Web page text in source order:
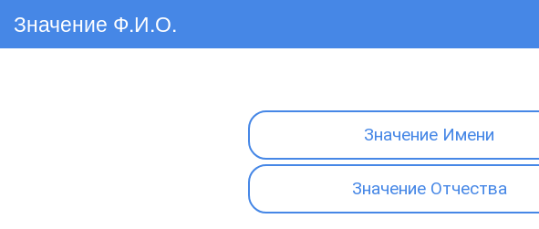
Значение Ф.И.О.
Значение Имени
Значение Отчества